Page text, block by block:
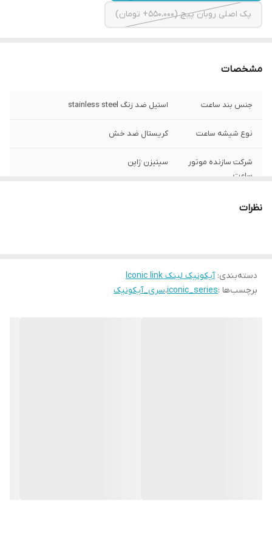
پک اصلی روبان پیچ (550،000+ تومان)
مشخصات
جنس بند ساعت استیل ضد زنگ stainless steel
نوع شیشه ساعت کریستال ضد خش
شرکت سازنده موتور
ساعت
سیتیزن ژاپن
مبدا برندنظرات
دسته‌بندی:آیکونیک لینک Iconic link
برچسب‌ها :iconic_series،سری_آیکونیک